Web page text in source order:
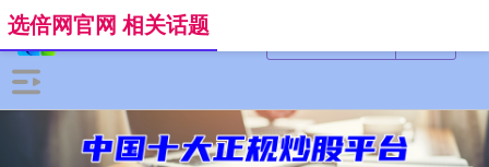
选倍网官网 相关话题